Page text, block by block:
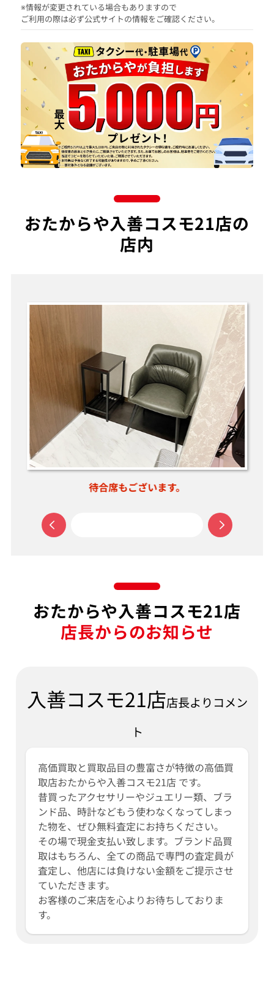
※情報が変更されている場合もありますので
ご利用の際は必ず公式サイトの情報をご確認ください。
おたからや入善コスモ21店の
店内
ご相談だけでもお気軽にご来店ください。
おたからや入善コスモ21店
店長からのお知らせ
入善コスモ21店店長よりコメン
ト
高価買取と買取品目の豊富さが特徴の高価買
取店おたからや入善コスモ21店 です。
昔買ったアクセサリーやジュエリー類、ブラ
ンド品、時計などもう使わなくなってしまっ
た物を、ぜひ無料査定にお持ちください。
その場で現金支払い致します。ブランド品買
取はもちろん、全ての商品で専門の査定員が
査定し、他店には負けない金額をご提示させ
ていただきます。
お客様のご来店を心よりお待ちしておりま
す。